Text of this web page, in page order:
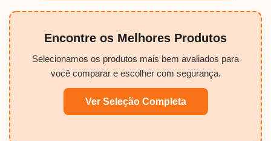
Encontre os Melhores Produtos
Selecionamos os produtos mais bem avaliados para
você comparar e escolher com segurança.
Ver Seleção Completa